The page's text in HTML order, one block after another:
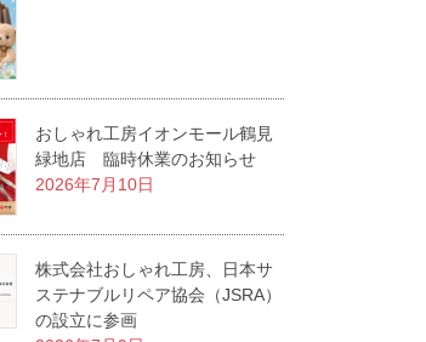
おしゃれ工房イオンモール鶴見
緑地店 臨時休業のお知らせ
2026年7月10日
株式会社おしゃれ工房、日本サ
ステナブルリペア協会（JSRA）
の設立に参画